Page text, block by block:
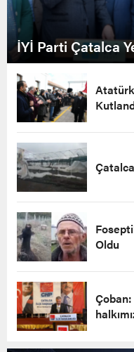
İYİ Parti Çatalca
Oldu